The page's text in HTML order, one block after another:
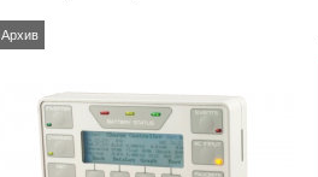
Архив